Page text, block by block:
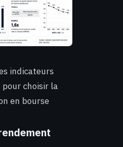
indicateurs
choisir la
en bourse